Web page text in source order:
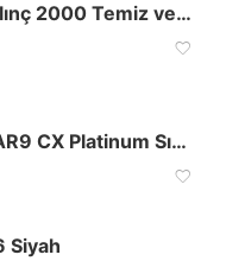
Sarsılmaz Kılınç 2000 Temiz ve İşlemeli
Sarsılmaz SAR9 CX Platinum Sıfır Kutusunda
Siyah